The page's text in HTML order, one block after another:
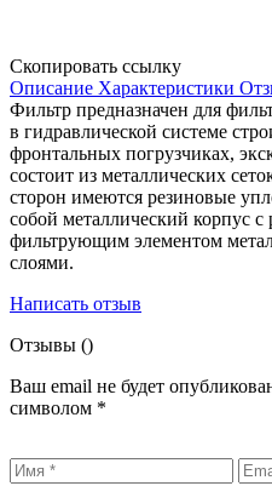
Скопировать ссылку
Описание Характеристики
Фильтр предназначен для
в гидравлической системе
фронтальных погрузчиках,
состоит из металлических
сторон имеются резиновые
собой металлический корпус
фильтрующим элементом
слоями.
Написать отзыв
Отзывы ()
Ваш email не будет
символом *